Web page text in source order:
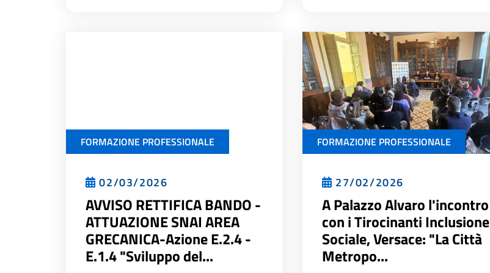
FORMAZIONE PROFESSIONALE
02/03/2026
AVVISO RETTIFICA BANDO -
ATTUAZIONE SNAI AREA
GRECANICA-Azione E.2.4 -
E.1.4 "Sviluppo del...
FORMAZIONE PROFESSIONALE
27/02/2026
A Palazzo Alvaro l'incontro
con i Tirocinanti Inclusione
Sociale, Versace: "La Città
Metropo...